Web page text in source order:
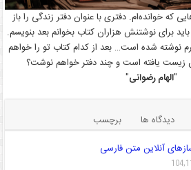
که خوانده‌ام. دفتری با عنوان دفتر زندگی را باز
برای نوشتنش هزاران کتاب بخوانم بعد بنویسم.
نوشته شده است… بعد از کدام کتاب تو را خواهم
یافته است و چند دفتر خواهم نوشت؟
"الهام رضوانی"
دیدگاه ها
برچسب
آنلاین متن فارسی